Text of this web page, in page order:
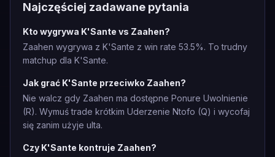
Najczęściej zadawane pytania
Kto wygrywa K'Sante vs Zaahen?
Zaahen wygrywa z K'Sante z win rate 53.5%. To trudny
matchup dla K'Sante.
Jak grać K'Sante przeciwko Zaahen?
Nie walcz gdy Zaahen ma dostępne Ponure Uwolnienie
(R). Wymuś trade krótkim Uderzenie Ntofo (Q) i wycofaj
się zanim użyje ulta.
Czy K'Sante kontruje Zaahen?